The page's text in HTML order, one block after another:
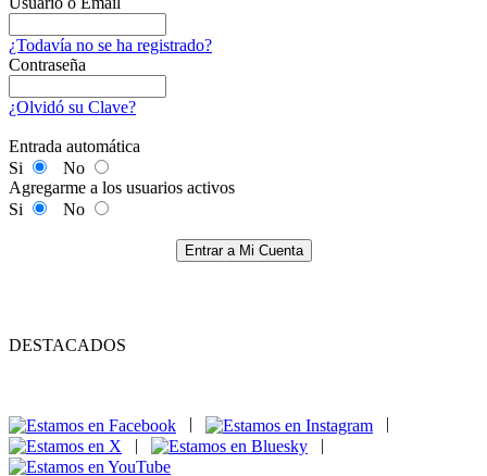
¿Todavía no se ha registrado?
Contraseña
¿Olvidó su Clave?
Entrada automática
Si
No
Agregarme a los usuarios activos
Si
No
Entrar a Mi Cuenta
DESTACADOS
|
|